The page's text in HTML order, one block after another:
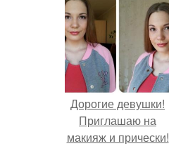
Дорогие девушки!
Приглашаю на
макияж и прически!